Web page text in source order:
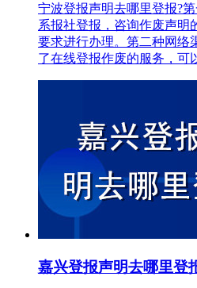
宁波登报声明去哪里登报?
系报社登报，咨询作废声明
要求进行办理。第二种网络
了在线登报作废的服务，可
嘉兴登报声明去哪里登